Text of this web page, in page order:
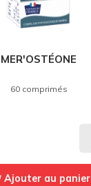
MER'OSTÉONE
60 comprimés
Ajouter au panier